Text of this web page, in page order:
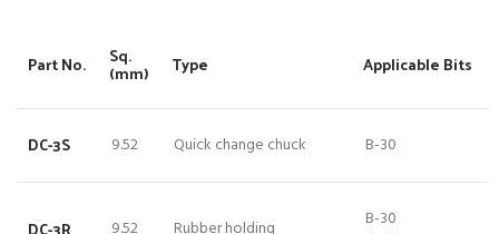
Part No. Sq.
(mm) Type Applicable Bits
DC-3S 9.52 Quick change chuck B-30
B-30